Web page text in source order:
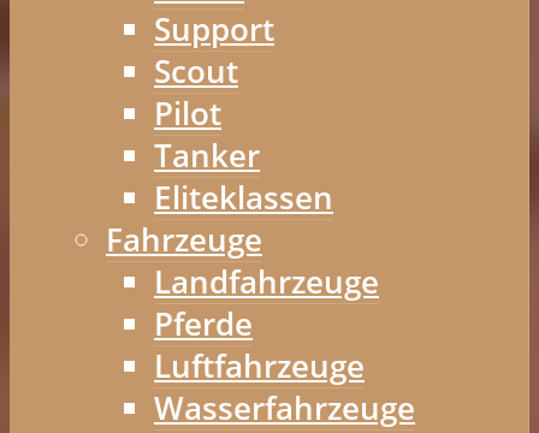
Support
Scout
Pilot
Tanker
Eliteklassen
Fahrzeuge
Landfahrzeuge
Pferde
Luftfahrzeuge
Wasserfahrzeuge